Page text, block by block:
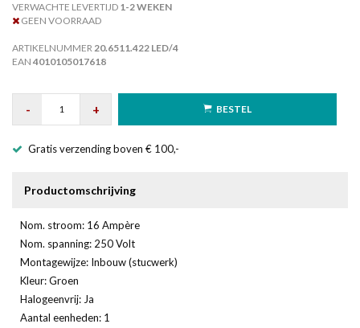
VERWACHTE LEVERTIJD 1-2 WEKEN
GEEN VOORRAAD
ARTIKELNUMMER20.6511.422 LED/4
EAN 4010105017618
- + BESTEL
Gratis verzending boven € 100,-
Productomschrijving
Nom. stroom: 16 Ampère
Nom. spanning: 250 Volt
Montagewijze: Inbouw (stucwerk)
Kleur: Groen
Halogeenvrij: Ja
Aantal eenheden: 1